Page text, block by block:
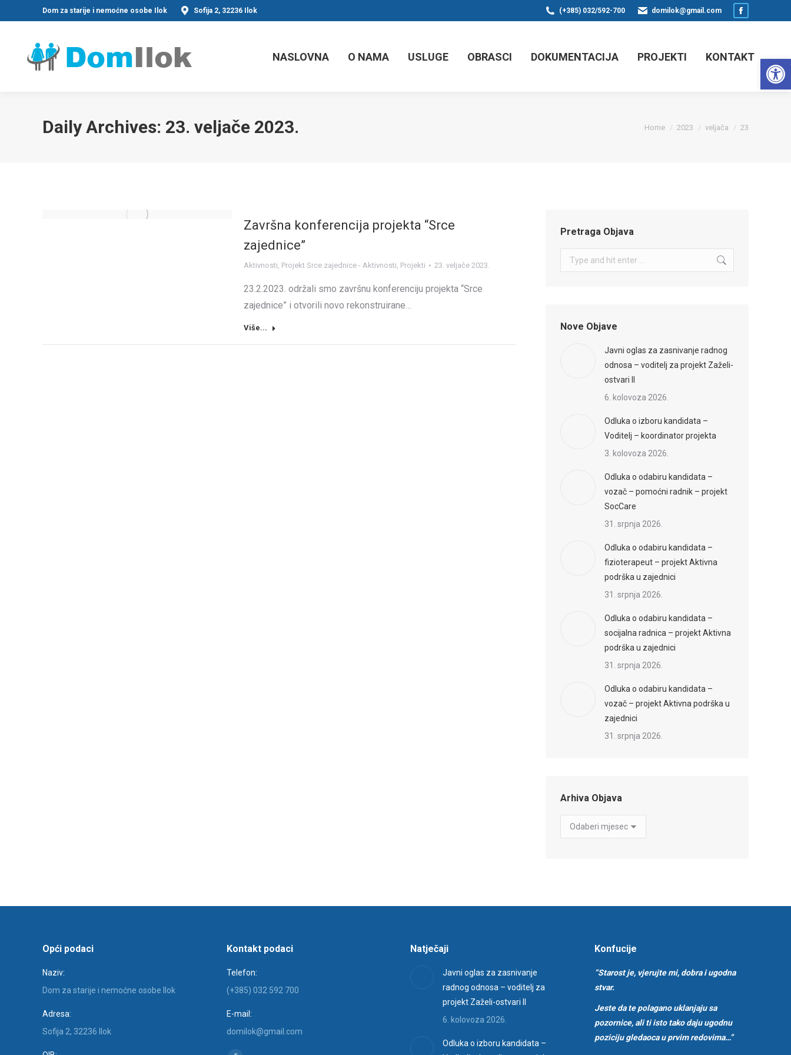
Dom za starije i nemoćne osobe Ilok Sofija 2, 32236 Ilok (+385) 032/592-700 domilok@gmail.com
Facebook
in
NASLOVNA O NAMA USLUGE OBRASCI DOKUMENTACIJA PROJEKTI KONTAKT
Daily Archives: 23. veljače 2023. You are here:
Home 2023 veljača 23
Završna konferencija projekta “Srce
zajednice”
Aktivnosti, Projekt Srce zajednice - Aktivnosti, Projekti 23. veljače 2023.
23.2.2023. održali smo završnu konferenciju projekta “Srce
zajednice” i otvorili novo rekonstruirane…
Više...
Pretraga Objava
Search:
Nove Objave
Javni oglas za zasnivanje radnog
odnosa – voditelj za projekt Zaželi-
ostvari II
6. kolovoza 2026.
Odluka o izboru kandidata –
Voditelj – koordinator projekta
3. kolovoza 2026.
Odluka o odabiru kandidata –
vozač – pomoćni radnik – projekt
SocCare
31. srpnja 2026.
Odluka o odabiru kandidata –
fizioterapeut – projekt Aktivna
podrška u zajednici
31. srpnja 2026.
Odluka o odabiru kandidata –
socijalna radnica – projekt Aktivna
podrška u zajednici
31. srpnja 2026.
Odluka o odabiru kandidata –
vozač – projekt Aktivna podrška u
zajednici
31. srpnja 2026.
Arhiva Objava
Arhiva
Objava
Opći podaci
Naziv:
Dom za starije i nemoćne osobe Ilok
Adresa:
Sofija 2, 32236 Ilok
Kontakt podaci
Telefon:
(+385) 032 592 700
E-mail:
domilok@gmail.com
Natječaji
Javni oglas za zasnivanje
radnog odnosa – voditelj za
projekt Zaželi-ostvari II
6. kolovoza 2026.
Odluka o izboru kandidata –
Konfucije
“Starost je, vjerujte mi, dobra i ugodna
stvar.
Jeste da te polagano uklanjaju sa
pozornice, ali ti isto tako daju ugodnu
poziciju gledaoca u prvim redovima…”